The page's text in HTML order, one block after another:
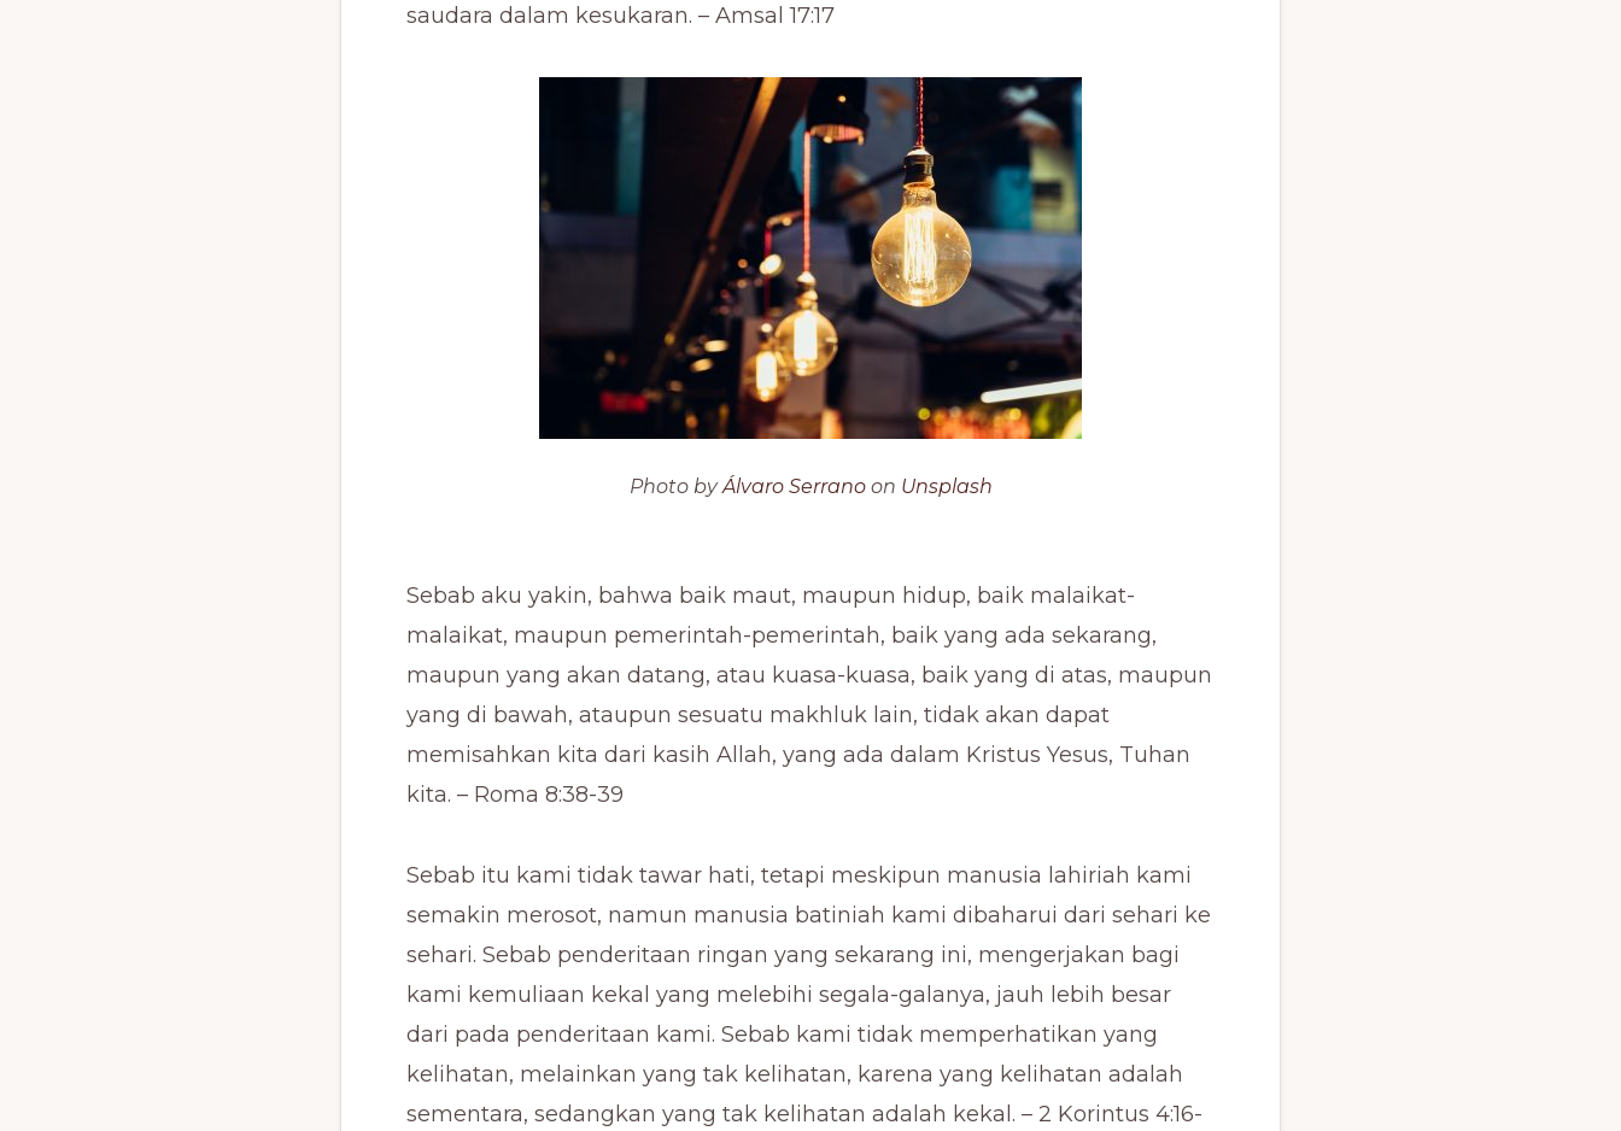
saudara dalam kesukaran. – Amsal 17:17
Photo byÁlvaro Serranoon Unsplash
Sebab aku yakin, bahwa baik maut, maupun hidup, baik malaikat-
malaikat, maupun pemerintah-pemerintah, baik yang ada sekarang,
maupun yang akan datang, atau kuasa-kuasa, baik yang di atas, maupun
yang di bawah, ataupun sesuatu makhluk lain, tidak akan dapat
memisahkan kita dari kasih Allah, yang ada dalam Kristus Yesus, Tuhan
kita. – Roma 8:38-39
Sebab itu kami tidak tawar hati, tetapi meskipun manusia lahiriah kami
semakin merosot, namun manusia batiniah kami dibaharui dari sehari ke
sehari. Sebab penderitaan ringan yang sekarang ini, mengerjakan bagi
kami kemuliaan kekal yang melebihi segala-galanya, jauh lebih besar
dari pada penderitaan kami. Sebab kami tidak memperhatikan yang
kelihatan, melainkan yang tak kelihatan, karena yang kelihatan adalah
sementara, sedangkan yang tak kelihatan adalah kekal. – 2 Korintus 4:16-